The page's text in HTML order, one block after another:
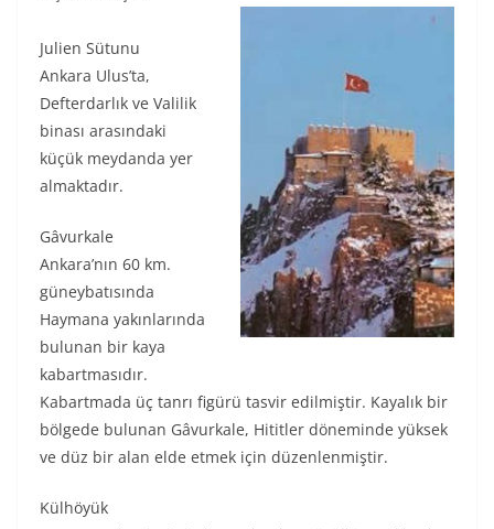
Julien Sütunu
Ankara Ulus’ta,
Defterdarlık ve Valilik
binası arasındaki
küçük meydanda yer
almaktadır.
Gâvurkale
Ankara’nın 60 km.
güneybatısında
Haymana yakınlarında
bulunan bir kaya
kabartmasıdır.
Kabartmada üç tanrı figürü tasvir edilmiştir. Kayalık bir
bölgede bulunan Gâvurkale, Hititler döneminde yüksek
ve düz bir alan elde etmek için düzenlenmiştir.
Külhöyük